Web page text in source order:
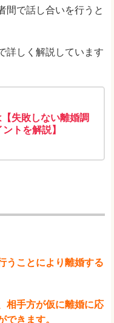
間で話し合いを行うと
詳しく解説しています
失敗しない離婚調
トを解説】
うことにより離婚する
相手方が仮に離婚に応
できます。